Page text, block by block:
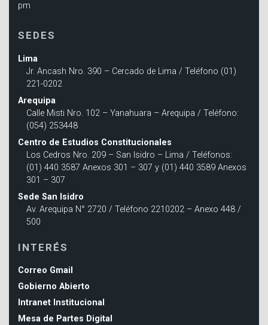
pm
SEDES
Lima
Jr. Ancash Nro. 390 – Cercado de Lima / Teléfono (01)
221-0202
Arequipa
Calle Misti Nro. 102 – Yanahuara – Arequipa / Teléfono:
(054) 253448
Centro de Estudios Constitucionales
Los Cedros Nro. 209 – San Isidro – Lima / Teléfonos:
(01) 440 3587 Anexos 301 – 307 y (01) 440 3589 Anexos
301 – 307
Sede San Isidro
Av. Arequipa N° 2720 / Teléfono 2210202 – Anexo 448 /
500
INTERÉS
Correo Gmail
Gobierno Abierto
Intranet Institucional
Mesa de Partes Digital